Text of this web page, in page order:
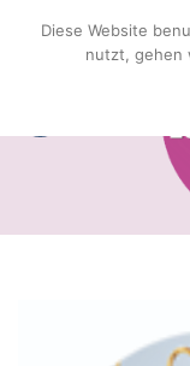
Inhalt
Diese Website
nutzt, gehen